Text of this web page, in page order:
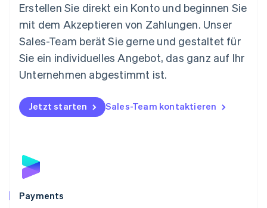
Erstellen Sie direkt ein Konto und beginnen Sie
mit dem Akzeptieren von Zahlungen. Unser
Sales-Team berät Sie gerne und gestaltet für
Sie ein individuelles Angebot, das ganz auf Ihr
Unternehmen abgestimmt ist.
Jetzt starten Sales-Team kontaktieren
Payments
English
Niederlande
Nederlands English
Norwegen
English
Österreich
Polen
English
Portugal
Schweden
Schweiz